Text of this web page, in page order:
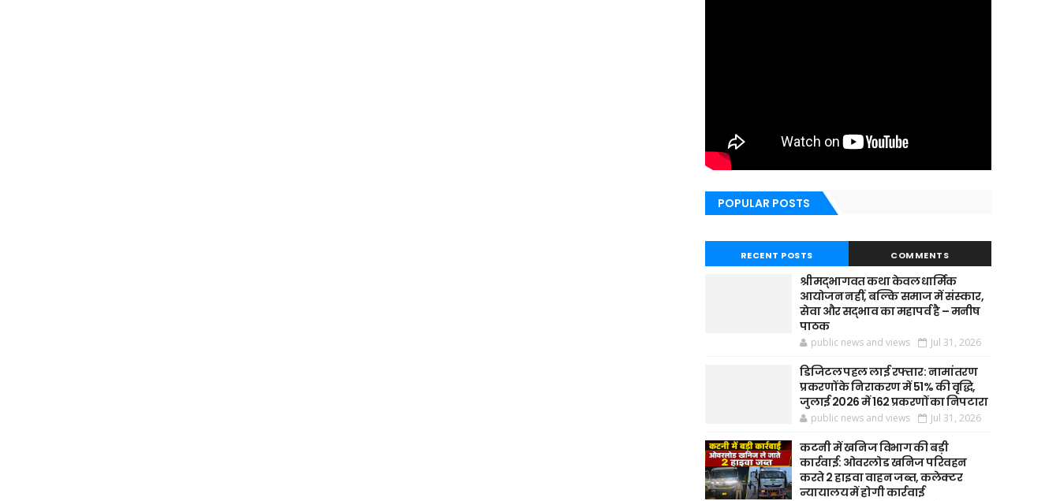
POPULAR POSTS
RECENT POSTS COMMENTS
श्रीमद्भागवत कथा केवल धार्मिक
आयोजन नहीं, बल्कि समाज में संस्कार,
सेवा और सद्भाव का महापर्व है – मनीष
पाठक
public news and views Jul 31, 2026
डिजिटल पहल लाई रफ्तार: नामांतरण
प्रकरणों के निराकरण में 51% की वृद्धि,
जुलाई 2026 में 162 प्रकरणों का निपटारा
public news and views Jul 31, 2026
कटनी में खनिज विभाग की बड़ी
कार्रवाई: ओवरलोड खनिज परिवहन
करते 2 हाइवा वाहन जब्त, कलेक्टर
न्यायालय में होगी कार्रवाई